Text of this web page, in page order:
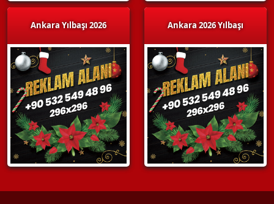
Ankara Yılbaşı 2026 Ankara 2026 Yılbaşı